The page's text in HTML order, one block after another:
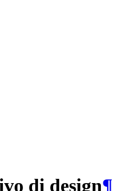
di design¶